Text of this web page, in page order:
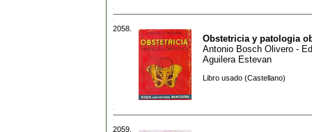
2058.
Obstetricia y patologia
Antonio Bosch Olivero -
Aguilera Estevan
Libro usado (Castellano)
2059.